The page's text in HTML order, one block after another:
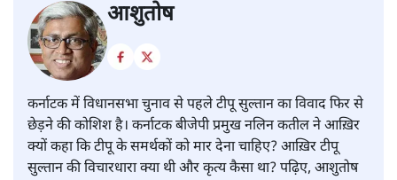
आशुतोष
कर्नाटक में विधानसभा चुनाव से पहले टीपू सुल्तान का विवाद फिर से
छेड़ने की कोशिश है। कर्नाटक बीजेपी प्रमुख नलिन कतील ने आख़िर
क्यों कहा कि टीपू के समर्थकों को मार देना चाहिए? आख़िर टीपू
सुल्तान की विचारधारा क्या थी और कृत्य कैसा था? पढ़िए, आशुतोष